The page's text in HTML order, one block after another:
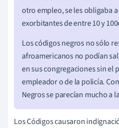
otro empleo, se les obligaba
exorbitantes de entre 10 y100
Los códigos negros no sólo
afroamericanos no podían
en sus congregaciones sin el
empleador o de la policía.
Negros se parecían mucho a
Los Códigos causaron